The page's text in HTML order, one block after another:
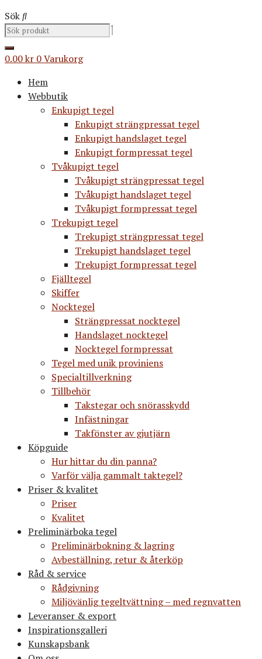
Sök
0.00kr 0Varukorg
Hem
Webbutik
Enkupigt tegel
Enkupigt strängpressat tegel
Enkupigt handslaget tegel
Enkupigt formpressat tegel
Tvåkupigt tegel
Tvåkupigt strängpressat tegel
Tvåkupigt handslaget tegel
Tvåkupigt formpressat tegel
Trekupigt tegel
Trekupigt strängpressat tegel
Trekupigt handslaget tegel
Trekupigt formpressat tegel
Fjälltegel
Skiffer
Nocktegel
Strängpressat nocktegel
Handslaget nocktegel
Nocktegel formpressat
Tegel med unik proviniens
Specialtillverkning
Tillbehör
Takstegar och snörasskydd
Infästningar
Takfönster av gjutjärn
Köpguide
Hur hittar du din panna?
Varför välja gammalt taktegel?
Priser & kvalitet
Priser
Kvalitet
Preliminärboka tegel
Preliminärbokning & lagring
Avbeställning, retur & återköp
Råd & service
Rådgivning
Miljövänlig tegeltvättning – med regnvatten
Leveranser & export
Inspirationsgalleri
Kunskapsbank